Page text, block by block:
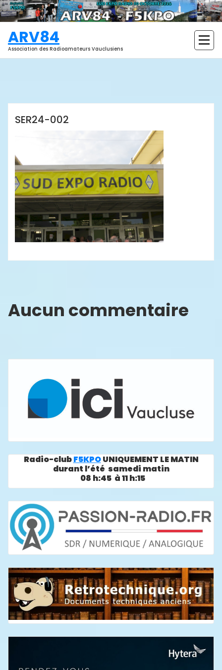
Aller
au
contenu
ARV84
Association des Radioamateurs Vauclusiens
SER24-002
Aucun commentaire
Radio-clubF5KPOUNIQUEMENT LE MATIN
durant l’été samedi matin
08 h:45 à 11 h:15